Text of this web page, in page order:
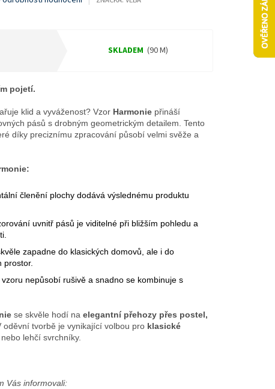
SKLADEM (90 M)
pojetí.
klid a vyváženost? Vzor Harmonie přináší
pásů s drobným geometrickým detailem. Tento
díky preciznímu zpracování působí velmi svěže a
členění plochy dodává výslednému produktu
uvnitř pásů je viditelné při bližším pohledu a
zapadne do klasických domovů, ale i do
prostor.
vzoru nepůsobí rušivě a snadno se kombinuje s
se skvěle hodí na elegantní přehozy přes postel,
oděvní tvorbě je vynikající volbou pro klasické
nebo lehčí svrchníky.
Vás informovali: